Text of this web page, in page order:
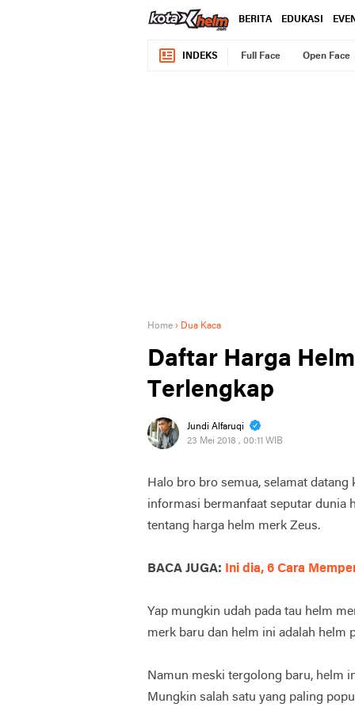
BERITA EDUKASI
INDEKS Full Face Open Face
Home › Dua Kaca
Daftar Harga
Terlengkap
Jundi Alfaruqi
23 Mei 2018 , 00:11 WIB
Halo bro bro semua, selamat
informasi bermanfaat seputar dunia
tentang harga helm merk Zeus.
BACA JUGA: Ini dia, 6 Cara
Yap mungkin udah pada tau helm
merk baru dan helm ini adalah helm
Namun meski tergolong baru, helm
Mungkin salah satu yang paling